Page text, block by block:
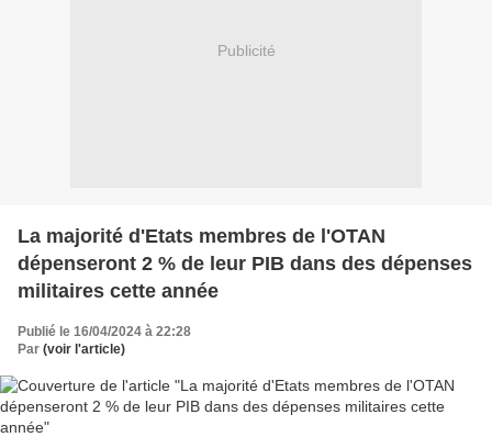
Publicité
La majorité d'Etats membres de l'OTAN
dépenseront 2 % de leur PIB dans des dépenses
militaires cette année
Publié le 16/04/2024 à 22:28
Par (voir l'article)